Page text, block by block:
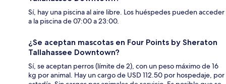
Sí, hay una piscina al aire libre. Los huéspedes pueden acceder
a la piscina de 07:00 a 23:00.
¿Se aceptan mascotas en Four Points by Sheraton
Tallahassee Downtown?
Sí, se aceptan perros (límite de 2), con un peso máximo de 16
kg por animal. Hay un cargo de USD 112.50 por hospedaje, por